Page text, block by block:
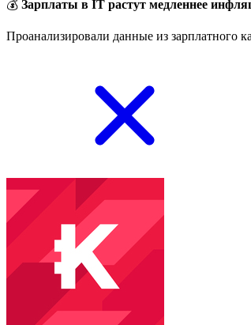
💰 Зарплаты в IT растут медленнее
Проанализировали данные из зарплатного